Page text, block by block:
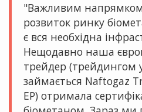
"Важливим
розвиток ринку
є вся необхідна
Нещодавно наша
трейдер (трейдингом
займається Naftogaz
ЕР) отримала